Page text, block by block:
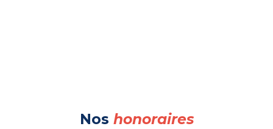
Nos honoraires